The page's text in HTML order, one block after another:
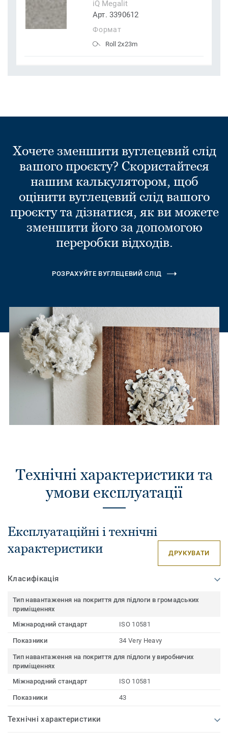
iQ Megalit
Арт. 3390612
Формат
Roll 2x23m
Хочете зменшити вуглецевий слід
вашого проєкту? Скористайтеся
нашим калькулятором, щоб
оцінити вуглецевий слід вашого
проєкту та дізнатися, як ви можете
зменшити його за допомогою
переробки відходів.
РОЗРАХУЙТЕ ВУГЛЕЦЕВИЙ СЛІД
Технічні характеристики та
умови експлуатації
Експлуатаційні і технічні
характеристики
ДРУКУВАТИ
Класифікація
Тип навантаження на покриття для підлоги в громадських
приміщеннях
Міжнародний стандарт
ISO 10581
Показники 34 Very Heavy
Тип навантаження на покриття для підлоги у виробничих
приміщеннях
Міжнародний стандарт
ISO 10581
Показники 43
Технічні характеристики